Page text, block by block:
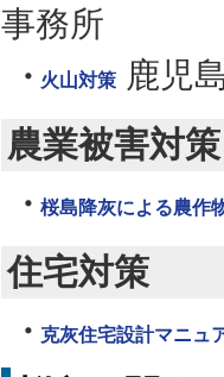
事務所
火山対策 鹿児
農業被害対策
桜島降灰による農作
住宅対策
克灰住宅設計マニュ